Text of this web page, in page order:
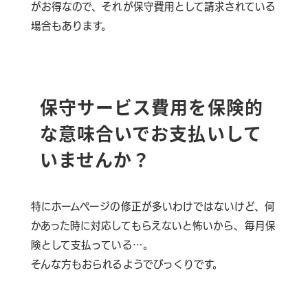
がお得なので、それが保守費用として請求されている
場合もあります。
保守サービス費用を保険的
な意味合いでお支払いして
いませんか？
特にホームページの修正が多いわけではないけど、 何
かあった時に対応してもらえないと怖いから、毎月保
険として支払っている…。
そんな方もおられるようでびっくりです。